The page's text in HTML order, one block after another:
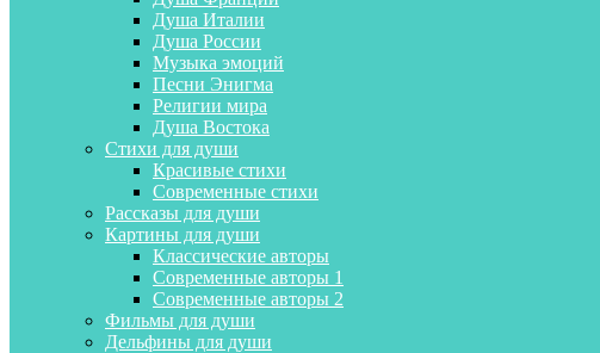
Душа Италии
Душа России
Музыка эмоций
Песни Энигма
Религии мира
Душа Востока
Стихи для души
Красивые стихи
Современные стихи
Рассказы для души
Картины для души
Классические авторы
Современные авторы 1
Современные авторы 2
Фильмы для души
Дельфины для души